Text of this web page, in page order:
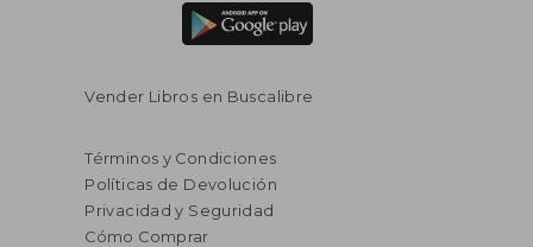
Vender Libros en Buscalibre
Términos y Condiciones
Políticas de Devolución
Privacidad y Seguridad
Cómo Comprar